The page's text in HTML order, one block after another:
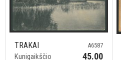
TRAKAI
Kunigaikščio
A6587
45.00